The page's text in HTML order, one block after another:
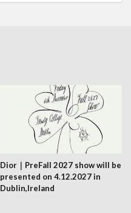
Dior｜PreFall 2027 show will be
presented on 4.12.2027 in
Dublin,Ireland